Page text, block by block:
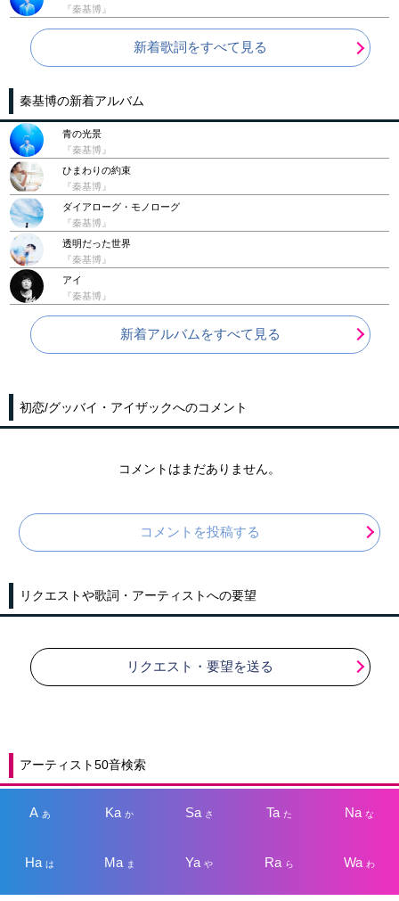
『秦基博』
新着歌詞をすべて見る
秦基博の新着アルバム
青の光景
『秦基博』
ひまわりの約束
『秦基博』
ダイアローグ・モノローグ
『秦基博』
透明だった世界
『秦基博』
アイ
『秦基博』
新着アルバムをすべて見る
初恋/グッバイ・アイザックへのコメント
コメントはまだありません。
コメントを投稿する
リクエストや歌詞・アーティストへの要望
リクエスト・要望を送る
アーティスト50音検索
A あ Kaか Sa さ Taた Na な
Haは Ma ま Yaや Ra ら Wa わ